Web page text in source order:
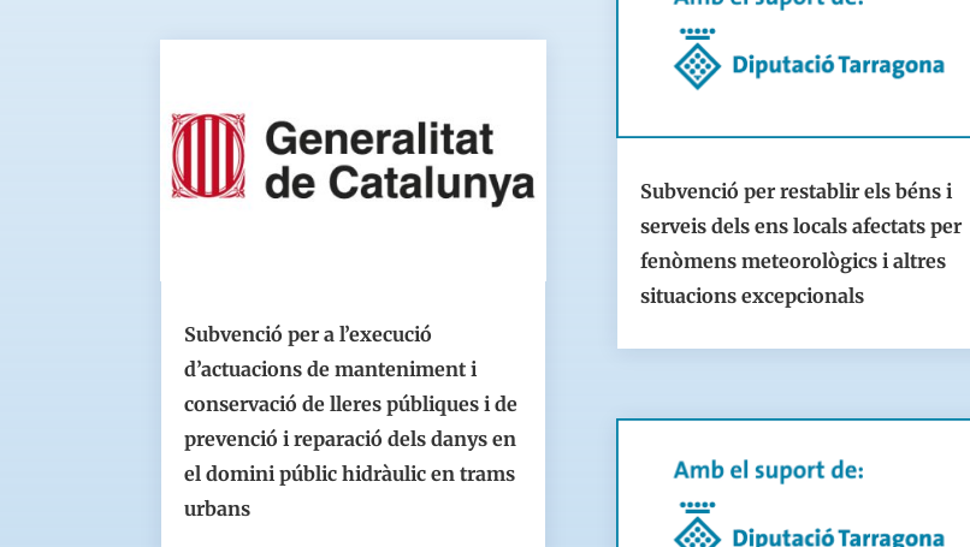
Subvenció per a l’execució
d’actuacions de manteniment i
conservació de lleres públiques i de
prevenció i reparació dels danys en
el domini públic hidràulic en trams
urbans
Subvenció per restablir els béns i
serveis dels ens locals afectats per
fenòmens meteorològics i altres
situacions excepcionals